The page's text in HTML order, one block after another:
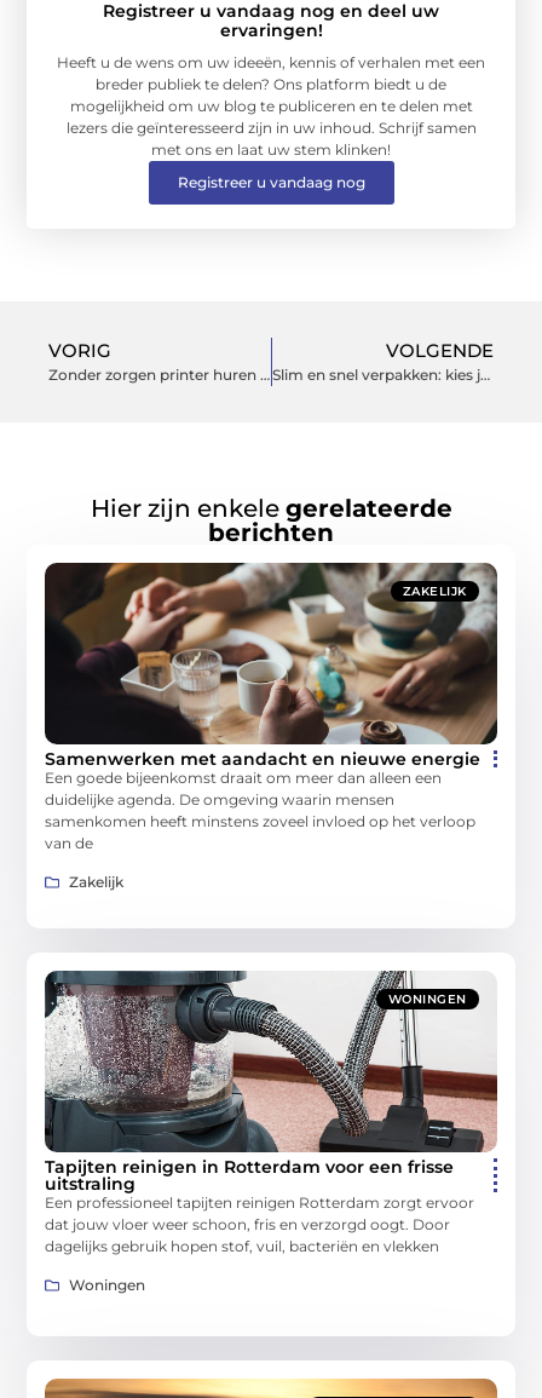
Registreer u vandaag nog en deel uw
ervaringen!
Heeft u de wens om uw ideeën, kennis of verhalen met een
breder publiek te delen? Ons platform biedt u de
mogelijkheid om uw blog te publiceren en te delen met
lezers die geïnteresseerd zijn in uw inhoud. Schrijf samen
met ons en laat uw stem klinken!
Registreer u vandaag nog
VORIG
Zonder zorgen printer huren bij de experts van Wijverhurenprinters
VOLGENDE
Slim en snel verpakken: kies je voor autolock dozen of klassieke kartonnen dozen?
Hier zijn enkele gerelateerde
berichten
ZAKELIJK
Samenwerken met aandacht en nieuwe energie
Een goede bijeenkomst draait om meer dan alleen een
duidelijke agenda. De omgeving waarin mensen
samenkomen heeft minstens zoveel invloed op het verloop
van de
Zakelijk
WONINGEN
Tapijten reinigen in Rotterdam voor een frisse
uitstraling
Een professioneel tapijten reinigen Rotterdam zorgt ervoor
dat jouw vloer weer schoon, fris en verzorgd oogt. Door
dagelijks gebruik hopen stof, vuil, bacteriën en vlekken
Woningen